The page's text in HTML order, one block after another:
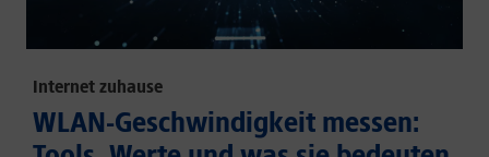
Internet zuhause
WLAN-Geschwindigkeit messen: